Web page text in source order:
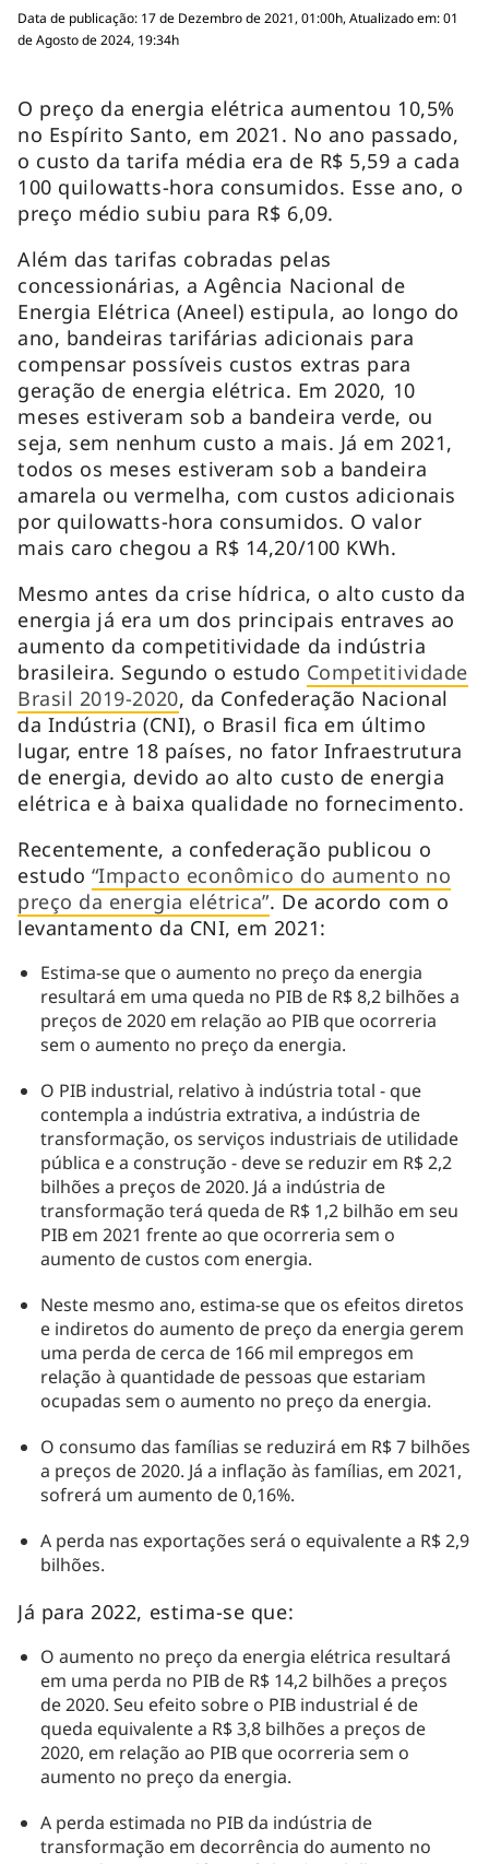
Data de publicação: 17 de Dezembro de 2021, 01:00h, Atualizado em: 01
de Agosto de 2024, 19:34h
O preço da energia elétrica aumentou 10,5%
no Espírito Santo, em 2021. No ano passado,
o custo da tarifa média era de R$ 5,59 a cada
100 quilowatts-hora consumidos. Esse ano, o
preço médio subiu para R$ 6,09.
Além das tarifas cobradas pelas
concessionárias, a Agência Nacional de
Energia Elétrica (Aneel) estipula, ao longo do
ano, bandeiras tarifárias adicionais para
compensar possíveis custos extras para
geração de energia elétrica. Em 2020, 10
meses estiveram sob a bandeira verde, ou
seja, sem nenhum custo a mais. Já em 2021,
todos os meses estiveram sob a bandeira
amarela ou vermelha, com custos adicionais
por quilowatts-hora consumidos. O valor
mais caro chegou a R$ 14,20/100 KWh.
Mesmo antes da crise hídrica, o alto custo da
energia já era um dos principais entraves ao
aumento da competitividade da indústria
brasileira. Segundo o estudo Competitividade
Brasil 2019-2020, da Confederação Nacional
da Indústria (CNI), o Brasil fica em último
lugar, entre 18 países, no fator Infraestrutura
de energia, devido ao alto custo de energia
elétrica e à baixa qualidade no fornecimento.
Recentemente, a confederação publicou o
estudo “Impacto econômico do aumento no
preço da energia elétrica”. De acordo com o
levantamento da CNI, em 2021:
Estima-se que o aumento no preço da energia
resultará em uma queda no PIB de R$ 8,2 bilhões a
preços de 2020 em relação ao PIB que ocorreria
sem o aumento no preço da energia.
O PIB industrial, relativo à indústria total - que
contempla a indústria extrativa, a indústria de
transformação, os serviços industriais de utilidade
pública e a construção - deve se reduzir em R$ 2,2
bilhões a preços de 2020. Já a indústria de
transformação terá queda de R$ 1,2 bilhão em seu
PIB em 2021 frente ao que ocorreria sem o
aumento de custos com energia.
Neste mesmo ano, estima-se que os efeitos diretos
e indiretos do aumento de preço da energia gerem
uma perda de cerca de 166 mil empregos em
relação à quantidade de pessoas que estariam
ocupadas sem o aumento no preço da energia.
O consumo das famílias se reduzirá em R$ 7 bilhões
a preços de 2020. Já a inflação às famílias, em 2021,
sofrerá um aumento de 0,16%.
A perda nas exportações será o equivalente a R$ 2,9
bilhões.
Já para 2022, estima-se que:
O aumento no preço da energia elétrica resultará
em uma perda no PIB de R$ 14,2 bilhões a preços
de 2020. Seu efeito sobre o PIB industrial é de
queda equivalente a R$ 3,8 bilhões a preços de
2020, em relação ao PIB que ocorreria sem o
aumento no preço da energia.
A perda estimada no PIB da indústria de
transformação em decorrência do aumento no